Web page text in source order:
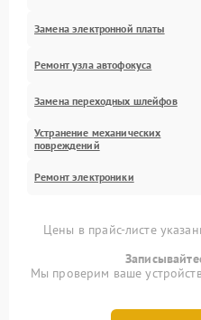
Замена электронной платы
Ремонт узла автофокуса
Замена переходных шлейфов
Устранение механических
повреждений
Ремонт электроники
Цены в прайс-листе
Мы проверим ваше